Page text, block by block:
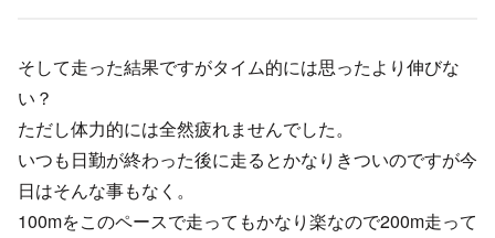
そして走った結果ですがタイム的には思ったより伸びな
い？
ただし体力的には全然疲れませんでした。
いつも日勤が終わった後に走るとかなりきついのですが今
日はそんな事もなく。
100mをこのペースで走ってもかなり楽なので200m走って